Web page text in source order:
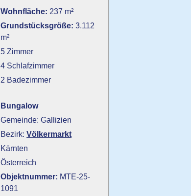
Wohnfläche: 237 m²
Grundstücksgröße: 3.112
m²
5 Zimmer
4 Schlafzimmer
2 Badezimmer
Bungalow
Gemeinde: Gallizien
Bezirk:Völkermarkt
Kärnten
Österreich
Objektnummer: MTE-25-
1091